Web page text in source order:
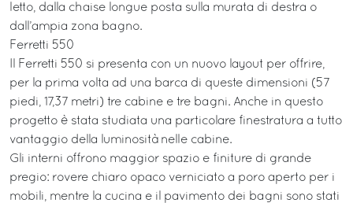
letto, dalla chaise longue posta sulla murata di destra o
dall’ampia zona bagno.
Ferretti 550
Il Ferretti 550 si presenta con un nuovo layout per offrire,
per la prima volta ad una barca di queste dimensioni (57
piedi, 17,37 metri) tre cabine e tre bagni. Anche in questo
progetto è stata studiata una particolare finestratura a tutto
vantaggio della luminosità nelle cabine.
Gli interni offrono maggior spazio e finiture di grande
pregio: rovere chiaro opaco verniciato a poro aperto per i
mobili, mentre la cucina e il pavimento dei bagni sono stati